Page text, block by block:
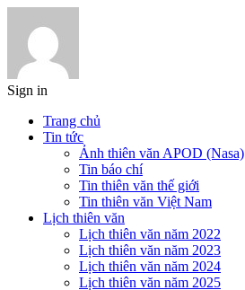
Sign in
Trang chủ
Tin tức
Ảnh thiên văn APOD (Nasa)
Tin báo chí
Tin thiên văn thế giới
Tin thiên văn Việt Nam
Lịch thiên văn
Lịch thiên văn năm 2022
Lịch thiên văn năm 2023
Lịch thiên văn năm 2024
Lịch thiên văn năm 2025